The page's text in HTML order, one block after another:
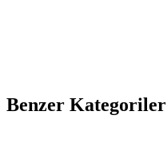
Benzer Kategoriler